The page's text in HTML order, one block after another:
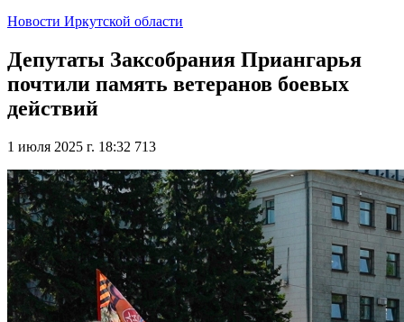
Новости Иркутской области
Депутаты Заксобрания Приангарья
почтили память ветеранов боевых
действий
1 июля 2025 г. 18:32 713